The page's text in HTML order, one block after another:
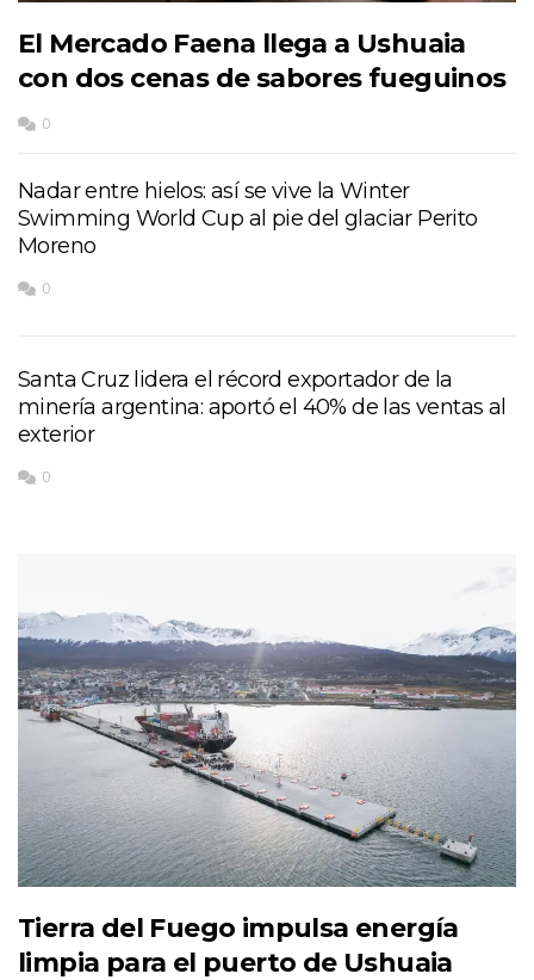
El Mercado Faena llega a Ushuaia
con dos cenas de sabores fueguinos
0
Nadar entre hielos: así se vive la Winter
Swimming World Cup al pie del glaciar Perito
Moreno
0
Santa Cruz lidera el récord exportador de la
minería argentina: aportó el 40% de las ventas al
exterior
0
Tierra del Fuego impulsa energía
limpia para el puerto de Ushuaia